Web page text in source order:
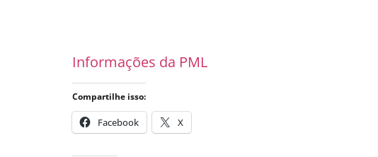
Informações da PML
Compartilhe isso:
Facebook X